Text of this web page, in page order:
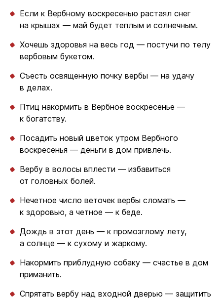
Если к Вербному воскресенью растаял снег
на крышах — май будет теплым и солнечным.
Хочешь здоровья на весь год — постучи по телу
вербовым букетом.
Съесть освященную почку вербы — на удачу
в делах.
Птиц накормить в Вербное воскресенье —
к богатству.
Посадить новый цветок утром Вербного
воскресенья — деньги в дом привлечь.
Вербу в волосы вплести — избавиться
от головных болей.
Нечетное число веточек вербы сломать —
к здоровью, а четное — к беде.
Дождь в этот день — к промозглому лету,
а солнце — к сухому и жаркому.
Накормить приблудную собаку — счастье в дом
приманить.
Спрятать вербу над входной дверью — защитить